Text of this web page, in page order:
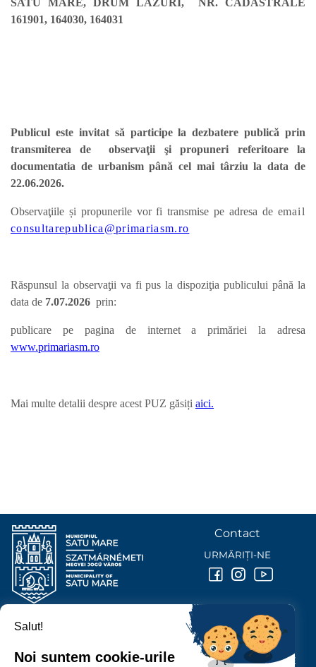
SATU MARE, DRUM LAZURI, NR. CADASTRALE
161901, 164030, 164031
Publicul este invitat să participe la dezbatere publică prin
transmiterea de observaţii şi propuneri referitoare la
documentatia de urbanism până cel mai târziu la data de
22.06.2026.
Observaţiile și propunerile vor fi transmise pe adresa de email
consultarepublica@primariasm.ro
Răspunsul la observaţii va fi pus la dispoziţia publicului până la
data de 7.07.2026 prin:
publicare pe pagina de internet a primăriei la adresa
www.primariasm.ro
Mai multe detalii despre acest PUZ găsiți aici.
PRIMĂRIA MUNICIPIULUI
P-ȚA 25 OCTOMBRIE, NR. 1 CORP M, 440026 SATU MARE
Contact
URMĂRIȚI-NE
Salut!
Noi suntem cookie-urile